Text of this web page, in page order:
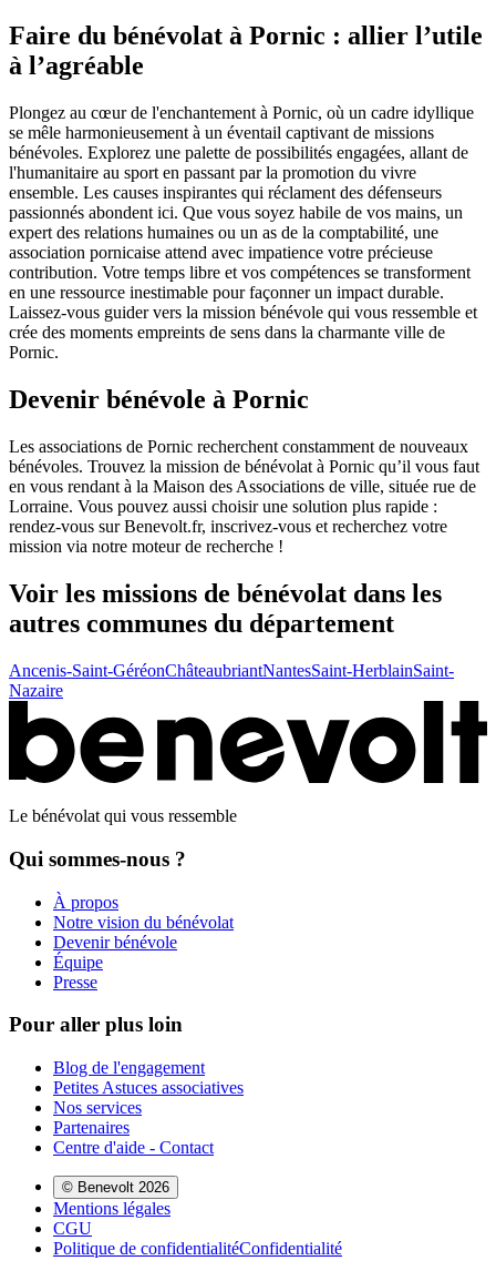
Faire du bénévolat à Pornic : allier l’utile
à l’agréable
Plongez au cœur de l'enchantement à Pornic, où un cadre idyllique
se mêle harmonieusement à un éventail captivant de missions
bénévoles. Explorez une palette de possibilités engagées, allant de
l'humanitaire au sport en passant par la promotion du vivre
ensemble. Les causes inspirantes qui réclament des défenseurs
passionnés abondent ici. Que vous soyez habile de vos mains, un
expert des relations humaines ou un as de la comptabilité, une
association pornicaise attend avec impatience votre précieuse
contribution. Votre temps libre et vos compétences se transforment
en une ressource inestimable pour façonner un impact durable.
Laissez-vous guider vers la mission bénévole qui vous ressemble et
crée des moments empreints de sens dans la charmante ville de
Pornic.
Devenir bénévole à Pornic
Les associations de Pornic recherchent constamment de nouveaux
bénévoles. Trouvez la mission de bénévolat à Pornic qu’il vous faut
en vous rendant à la Maison des Associations de ville, située rue de
Lorraine. Vous pouvez aussi choisir une solution plus rapide :
rendez-vous sur Benevolt.fr, inscrivez-vous et recherchez votre
mission via notre moteur de recherche !
Voir les missions de bénévolat dans les
autres communes du département
Ancenis-Saint-GéréonChâteaubriantNantesSaint-HerblainSaint-
Nazaire
Le bénévolat qui vous ressemble
Qui sommes-nous ?
À propos
Notre vision du bénévolat
Devenir bénévole
Équipe
Presse
Pour aller plus loin
Blog de l'engagement
Petites Astuces associatives
Nos services
Partenaires
Centre d'aide - Contact
© Benevolt 2026
Mentions légales
CGU
Politique de confidentialitéConfidentialité